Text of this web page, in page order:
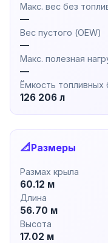
Макс. вес без
—
Вес пустого (OEW)
—
Макс. полезная
—
Ёмкость топливных
126 206 л
📐 Размеры
Размах крыла
60.12 м
Длина
56.70 м
Высота
17.02 м